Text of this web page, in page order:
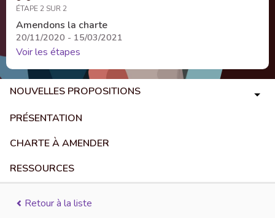
ÉTAPE 2 SUR 2
Amendons la charte
20/11/2020 - 15/03/2021
Voir les étapes
NOUVELLES PROPOSITIONS
PRÉSENTATION
CHARTE À AMENDER
RESSOURCES
Retour à la liste